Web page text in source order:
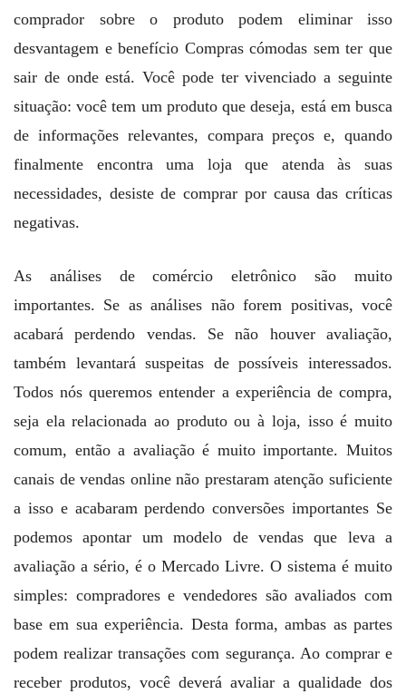
comprador sobre o produto podem eliminar isso
desvantagem e benefício Compras cómodas sem ter que
sair de onde está. Você pode ter vivenciado a seguinte
situação: você tem um produto que deseja, está em busca
de informações relevantes, compara preços e, quando
finalmente encontra uma loja que atenda às suas
necessidades, desiste de comprar por causa das críticas
negativas.
As análises de comércio eletrônico são muito
importantes. Se as análises não forem positivas, você
acabará perdendo vendas. Se não houver avaliação,
também levantará suspeitas de possíveis interessados.
Todos nós queremos entender a experiência de compra,
seja ela relacionada ao produto ou à loja, isso é muito
comum, então a avaliação é muito importante. Muitos
canais de vendas online não prestaram atenção suficiente
a isso e acabaram perdendo conversões importantes Se
podemos apontar um modelo de vendas que leva a
avaliação a sério, é o Mercado Livre. O sistema é muito
simples: compradores e vendedores são avaliados com
base em sua experiência. Desta forma, ambas as partes
podem realizar transações com segurança. Ao comprar e
receber produtos, você deverá avaliar a qualidade dos